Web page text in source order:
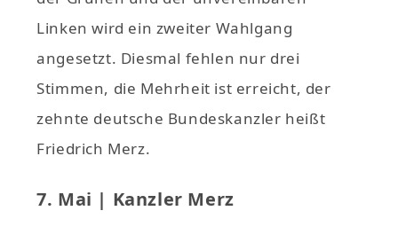
Linken wird ein zweiter Wahlgang
angesetzt. Diesmal fehlen nur drei
Stimmen, die Mehrheit ist erreicht, der
zehnte deutsche Bundeskanzler heißt
Friedrich Merz.
7. Mai | Kanzler Merz